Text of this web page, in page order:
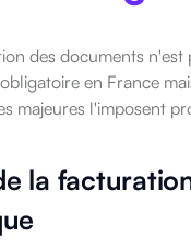
des documents n'est
en France
majeures l'imposent
la